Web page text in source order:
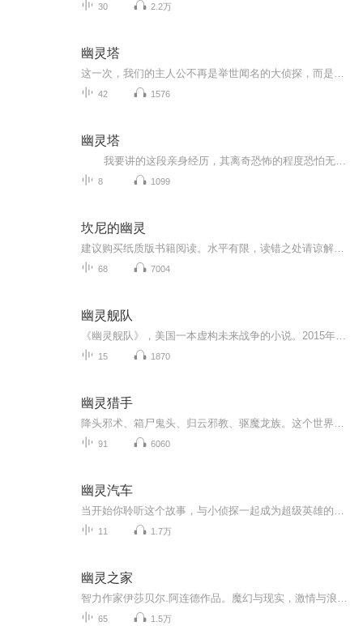
30 2.2万
幽灵塔
42 1576
幽灵塔
8 1099
坎尼的幽灵
68 7004
幽灵舰队
15 1870
幽灵猎手
91 6060
幽灵汽车
11 1.7万
幽灵之家
65 1.5万